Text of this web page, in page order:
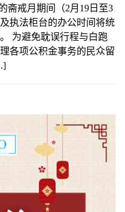
斋戒月期间（2月19日至3
执法柜台的办公时间将统
为避免耽误行程与白跑
各项公积金事务的民众留